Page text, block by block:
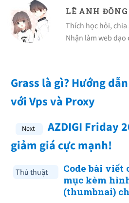
LÊ ANH ĐÔNG
Thích học hỏi,
Nhận làm web dạo
Grass là gì? Hướng
với Vps và Proxy
AZDIGI Friday
giảm giá cực mạnh!
Thủ thuật
Code bài viết
mục kèm
(thumbnai)